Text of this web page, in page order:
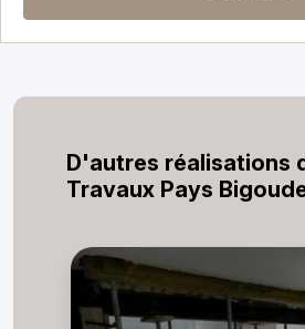
D'autres réalisations
Travaux Pays